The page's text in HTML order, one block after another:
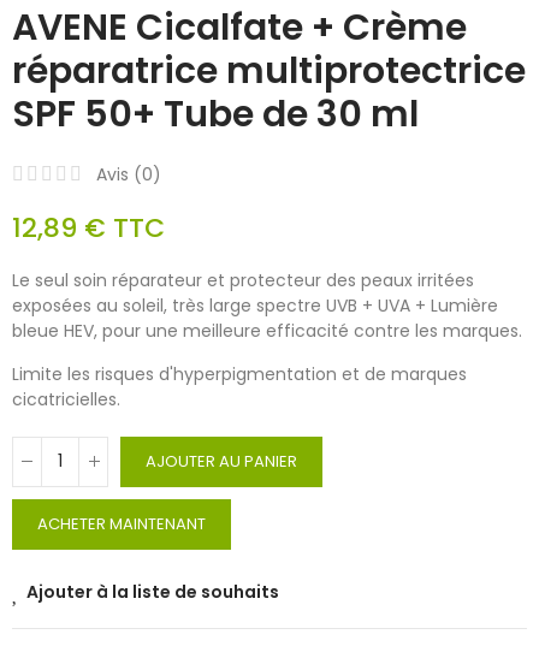
AVENE Cicalfate + Crème
réparatrice multiprotectrice
SPF 50+ Tube de 30 ml
Avis (0)
12,89 € TTC
Le seul soin réparateur et protecteur des peaux irritées
exposées au soleil, très large spectre UVB + UVA + Lumière
bleue HEV, pour une meilleure efficacité contre les marques.
Limite les risques d'hyperpigmentation et de marques
cicatricielles.
AJOUTER AU PANIER
ACHETER MAINTENANT
Ajouter à la liste de souhaits